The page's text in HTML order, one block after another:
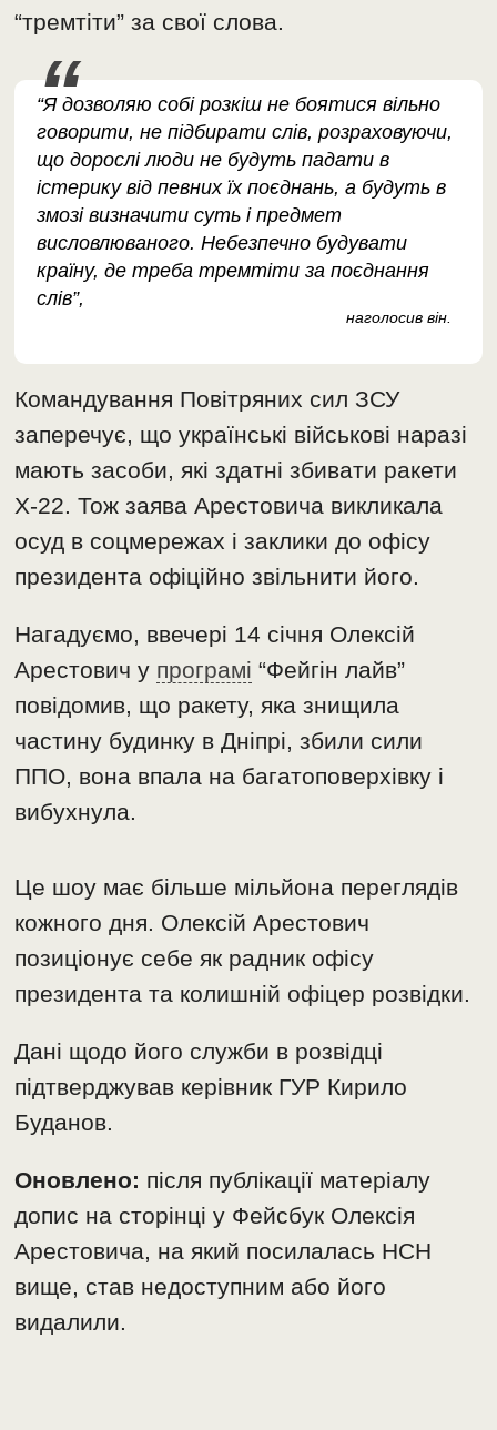
“тремтіти” за свої слова.
“Я дозволяю собі розкіш не боятися вільно
говорити, не підбирати слів, розраховуючи,
що дорослі люди не будуть падати в
істерику від певних їх поєднань, а будуть в
змозі визначити суть і предмет
висловлюваного. Небезпечно будувати
країну, де треба тремтіти за поєднання
слів”,
наголосив він.
Командування Повітряних сил ЗСУ
заперечує, що українські військові наразі
мають засоби, які здатні збивати ракети
Х-22. Тож заява Арестовича викликала
осуд в соцмережах і заклики до офісу
президента офіційно звільнити його.
Нагадуємо, ввечері 14 січня Олексій
Арестович у програмі “Фейгін лайв”
повідомив, що ракету, яка знищила
частину будинку в Дніпрі, збили сили
ППО, вона впала на багатоповерхівку і
вибухнула.
Це шоу має більше мільйона переглядів
кожного дня. Олексій Арестович
позиціонує себе як радник офісу
президента та колишній офіцер розвідки.
Дані щодо його служби в розвідці
підтверджував керівник ГУР Кирило
Буданов.
Оновлено: після публікації матеріалу
допис на сторінці у Фейсбук Олексія
Арестовича, на який посилалась НСН
вище, став недоступним або його
видалили.